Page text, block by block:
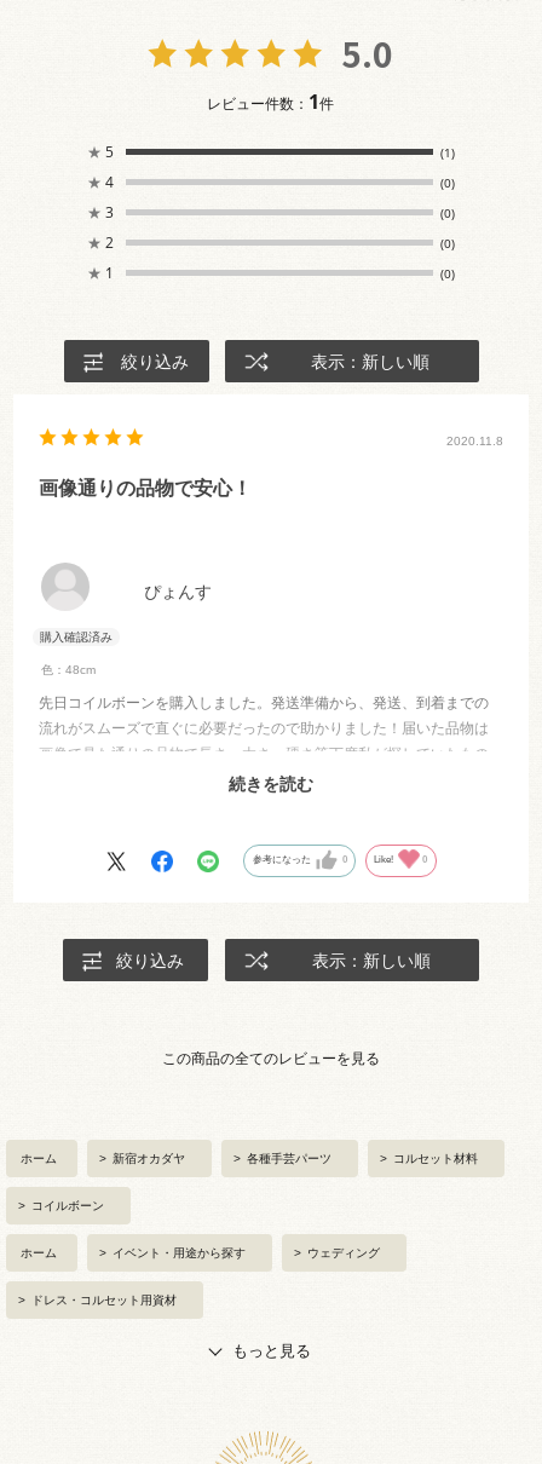
5.0
レビュー件数： 1件
★ 5 (1)
★ 4 (0)
★ 3 (0)
★ 2 (0)
★ 1 (0)
絞り込み 表示：新しい順
ぴょんす
色：48cm
2020.11.8
画像通りの品物で安心！
先日コイルボーンを購入しました。発送準備から、発送、到着までの
流れがスムーズで直ぐに必要だったので助かりました！届いた品物は
画像で見た通りの品物で長さ、太さ、硬さ等丁度私が探していたもの
でした！コイルボーンを置いているお店があんまりなく、学校の課題
続きを読む
参考になった 0 Like! 0
絞り込み 表示：新しい順
この商品の全てのレビューを見る
ホーム > 新宿オカダヤ > 各種手芸パーツ > コルセット材料
> コイルボーン
ホーム > イベント・用途から探す > ウェディング
> ドレス・コルセット用資材
もっと見る